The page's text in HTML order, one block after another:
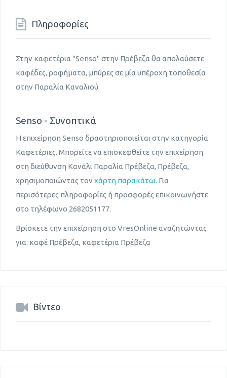
Πληροφορίες
Στην καφετέρια "Senso" στην Πρέβεζα θα απολαύσετε
καφέδες, ροφήματα, μπύρες σε μία υπέροχη τοποθεσία
στην Παραλία Καναλιού.
Senso - Συνοπτικά
Η επιχείρηση Senso δραστηριοποιείται στην κατηγορία
Καφετέριες. Μπορείτε να επισκεφθείτε την επιχείρηση
στη διεύθυνση Κανάλι Παραλία Πρέβεζα, Πρέβεζα,
χρησιμοποιώντας τον χάρτη παρακάτω. Για
περισότερες πληροφορίες ή προσφορές επικοινωνήστε
στο τηλέφωνο 2682051177.
Βρίσκετε την επιχείρηση στο VresOnline αναζητώντας
για: καφέ Πρέβεζα, καφετέρια Πρέβεζα
Βίντεο